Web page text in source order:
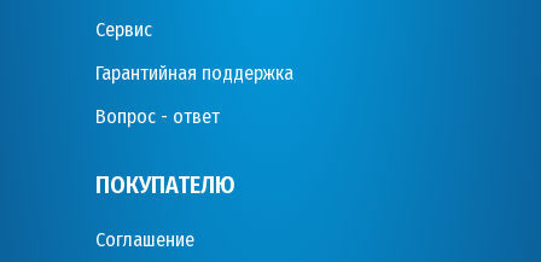
Сервис
Гарантийная поддержка
Вопрос - ответ
ПОКУПАТЕЛЮ
Соглашение